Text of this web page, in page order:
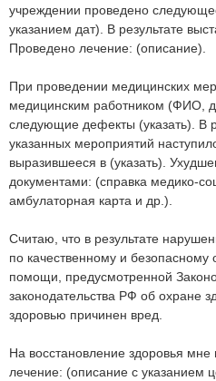
учреждении проведено
указанием дат). В результате
Проведено лечение: (описание).
При проведении медицинских
медицинским работником (ФИО,
следующие дефекты (указать). В
указанных мероприятий
выразившееся в (указать).
документами: (справка медико-
амбулаторная карта и др.).
Считаю, что в результате
по качественному и
помощи, предусмотренной
законодательства РФ об охране
здоровью причинен вред.
На восстановление здоровья
лечение: (описание с указанием